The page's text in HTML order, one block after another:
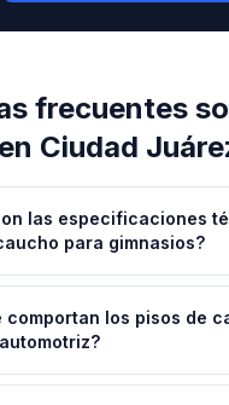
frecuentes
en Ciudad
las especificaciones
para gimnasios?
comportan los pisos de